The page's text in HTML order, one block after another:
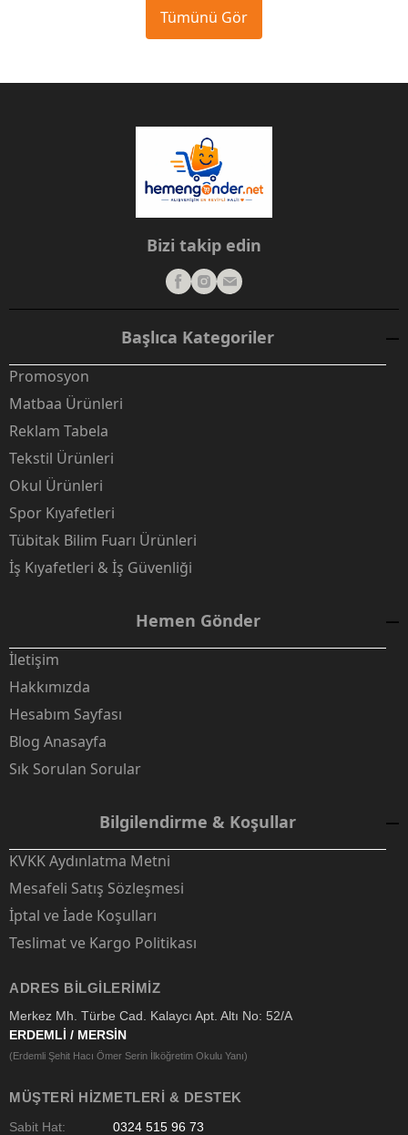
Tümünü Gör
Bizi takip edin
Başlıca Kategoriler
Promosyon
Matbaa Ürünleri
Reklam Tabela
Tekstil Ürünleri
Okul Ürünleri
Spor Kıyafetleri
Tübitak Bilim Fuarı Ürünleri
İş Kıyafetleri & İş Güvenliği
Hemen Gönder
İletişim
Hakkımızda
Hesabım Sayfası
Blog Anasayfa
Sık Sorulan Sorular
Bilgilendirme & Koşullar
KVKK Aydınlatma Metni
Mesafeli Satış Sözleşmesi
İptal ve İade Koşulları
Teslimat ve Kargo Politikası
ADRES BILGILERIMIZ
Merkez Mh. Türbe Cad. Kalaycı Apt. Altı No: 52/A
ERDEMLİ / MERSİN
(Erdemli Şehit Hacı Ömer Serin İlköğretim Okulu Yanı)
MÜŞTERI HIZMETLERI & DESTEK
Sabit Hat: 0324 515 96 73